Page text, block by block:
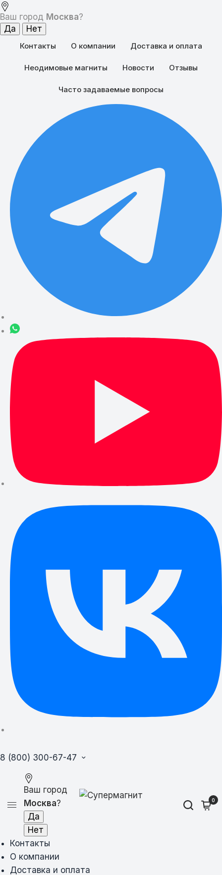
Ваш город Москва?
Контакты О компании Доставка и оплата
Неодимовые магниты Новости Отзывы
Часто задаваемые вопросы
8 (800) 300-67-47
Ваш город
Москва? 0
Контакты
О компании
Доставка и оплата